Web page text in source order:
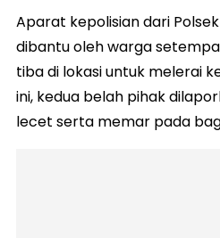
Aparat kepolisian dari
dibantu oleh warga
tiba di lokasi untuk melerai
ini, kedua belah pihak
lecet serta memar pada